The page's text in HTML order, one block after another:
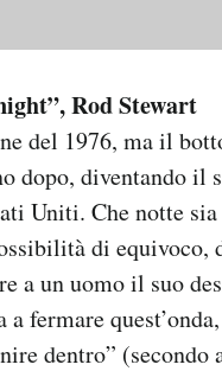
Rod Stewart
del 1976, ma il
dopo, diventando il
Uniti. Che notte
di equivoco,
a un uomo il suo
a fermare
dentro” (secondo